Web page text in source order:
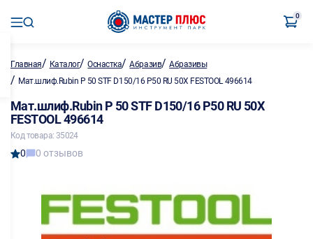
0
Главная/ Каталог/Оснастка/Абразив/Абразивы
/ Мат.шлиф.Rubin P 50 STF D150/16 P50 RU 50X FESTOOL 496614
Мат.шлиф.Rubin P 50 STF D150/16 P50 RU 50X
FESTOOL 496614
Код товара: 35024
0 0 отзывов